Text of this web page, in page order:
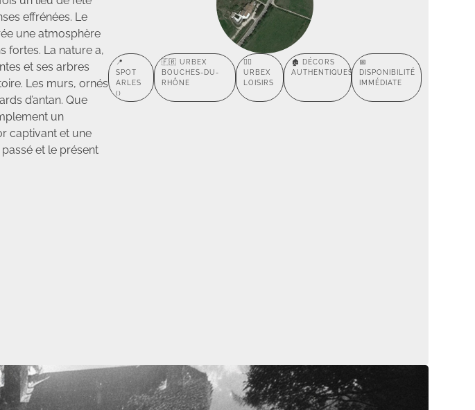
effrénées. Le
une atmosphère
fortes. La nature a,
et ses arbres
Les murs, ornés
d’antan. Que
un
captivant et une
et le présent
📍
SPOT
ARLES
()
🇫🇷 URBEX
BOUCHES-DU-
RHÔNE
🕵️‍♂️
URBEX
LOISIRS
🏚️ DÉCORS
AUTHENTIQUES
📅
DISPONIBILITÉ
IMMÉDIATE